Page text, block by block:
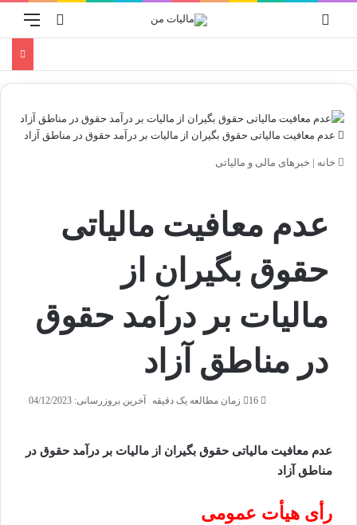
منو
جستجو
عدم معافیت مالیاتی حقوق بگیران از مالیات بر درآمد حقوق در مناطق آزاد
خانه | خبرهای مالی و مالیاتی
عدم معافیت مالیاتی
حقوق بگیران از
مالیات بر درآمد حقوق
در مناطق آزاد
آخرین بروزرسانی: 04/12/2023 زمان مطالعه یک دقیقه
عدم معافیت مالیاتی حقوق بگیران از مالیات بر درآمد حقوق در
مناطق آزاد
رأی هیأت عمومی